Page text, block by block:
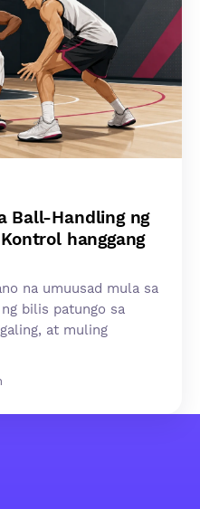
Ball-Handling ng
hanggang
na umuusad mula sa
bilis patungo sa
at muling